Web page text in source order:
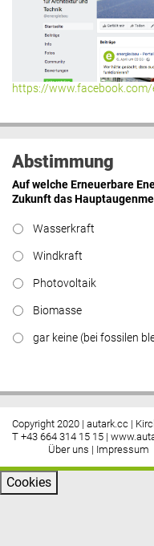
https://
Abstimmung
Auf welche Erneuerbare
Zukunft das
Wasserkraft
Windkraft
Photovoltaik
Biomasse
gar keine (bei fossilen
Copyright 2020 | autark.cc |
T +43 664 314 15 15 |
Über uns | Impressum
Cookies